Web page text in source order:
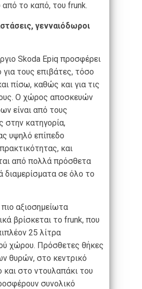
το καπό, του frunk.
γενναιόδωροι
Skoda Epiq προσφέρει
τους επιβάτες, τόσο
πίσω, καθώς και για τις
Ο χώρος αποσκευών
είναι από τους
στην κατηγορία,
υψηλό επίπεδο
και
από πολλά πρόσθετα
διαμερίσματα σε όλο το
αξιοσημείωτα
βρίσκεται το frunk, που
25 λίτρα
χώρου. Πρόσθετες θήκες
θυρών, στο κεντρικό
και στο ντουλαπάκι του
συνολικό